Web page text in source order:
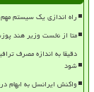
راه اندازی یک سیستم مهم
متا از نخست وزیر هند
دقیقا به اندازه مصرف
شود
واکنش ایرانسل به ابهام